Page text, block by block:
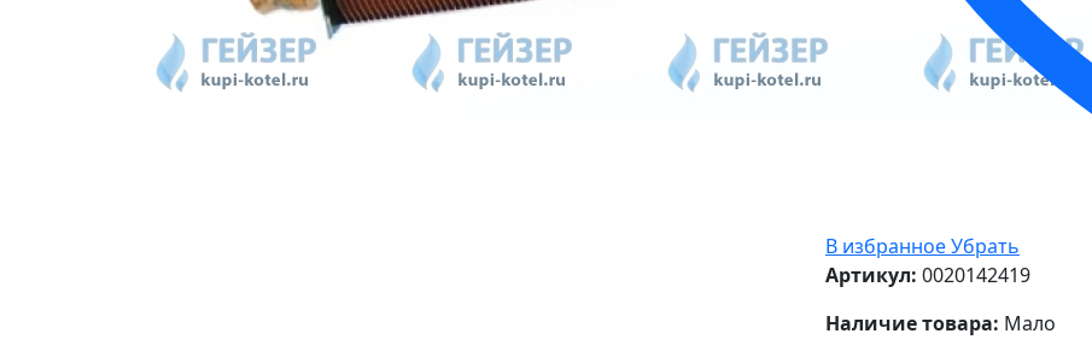
В избранноеУбрать
Артикул: 0020142419
Наличие товара: Мало